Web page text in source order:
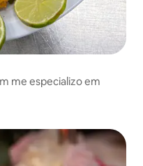
me especializo em